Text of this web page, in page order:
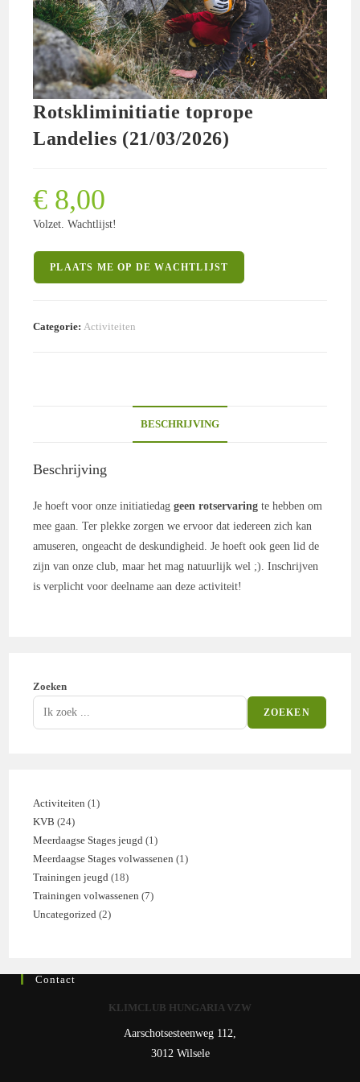
Rotskliminitiatie toprope
Landelies (21/03/2026)
€ 8,00
Volzet. Wachtlijst!
PLAATS ME OP DE WACHTLIJST
Categorie: Activiteiten
BESCHRIJVING
Beschrijving
Je hoeft voor onze initiatiedaggeen rotservaring te hebben om
mee gaan. Ter plekke zorgen we ervoor dat iedereen zich kan
amuseren, ongeacht de deskundigheid. Je hoeft ook geen lid de
zijn van onze club, maar het mag natuurlijk wel ;). Inschrijven
is verplicht voor deelname aan deze activiteit!
Zoeken
ZOEKEN
Activiteiten 11
KVB 2424
producten
Meerdaagse Stages jeugd 11
product
Meerdaagse Stages volwassenen 11
Trainingen jeugd 1818
producten
Trainingen volwassenen 77
Uncategorized 22
Contact
KLIMCLUB HUNGARIA VZW
Aarschotsesteenweg 112,
3012 Wilsele